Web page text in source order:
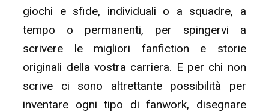
giochi e sfide, individuali o a squadre, a
tempo o permanenti, per spingervi a
scrivere le migliori fanfiction e storie
originali della vostra carriera. E per chi non
scrive ci sono altrettante possibilità per
inventare ogni tipo di fanwork, disegnare